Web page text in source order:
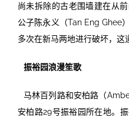
尚未拆除的古老围墙建在从
公子陈永义（Tan Eng Ghee
多次在新马两地进行破坏，这
振裕园浪漫笙歌
马林百列路和安柏路（
安柏路29号振裕园所在地。